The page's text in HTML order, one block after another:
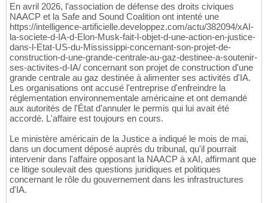
En avril 2026, l'association de défense des droits civiques
NAACP et la Safe and Sound Coalition ont intenté une
https://intelligence-artificielle.developpez.com/actu/382094/xAI-
la-societe-d-IA-d-Elon-Musk-fait-l-objet-d-une-action-en-justice-
dans-l-Etat-US-du-Mississippi-concernant-son-projet-de-
construction-d-une-grande-centrale-au-gaz-destinee-a-soutenir-
ses-activites-d-IA/ concernant son projet de construction d'une
grande centrale au gaz destinée à alimenter ses activités d'IA.
Les organisations ont accusé l'entreprise d'enfreindre la
réglementation environnementale américaine et ont demandé
aux autorités de l'État d'annuler le permis qui lui avait été
accordé. L'affaire est toujours en cours.
Le ministère américain de la Justice a indiqué le mois de mai,
dans un document déposé auprès du tribunal, qu'il pourrait
intervenir dans l'affaire opposant la NAACP à xAI, affirmant que
ce litige soulevait des questions juridiques et politiques
concernant le rôle du gouvernement dans les infrastructures
d'IA.